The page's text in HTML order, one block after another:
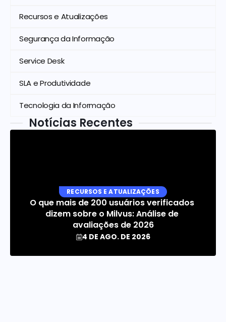
Recursos e Atualizações
Segurança da Informação
Service Desk
SLA e Produtividade
Tecnologia da Informação
Notícias Recentes
RECURSOS E ATUALIZAÇÕES
O que mais de 200 usuários verificados
dizem sobre o Milvus: Análise de
avaliações de 2026
4 DE AGO. DE 2026